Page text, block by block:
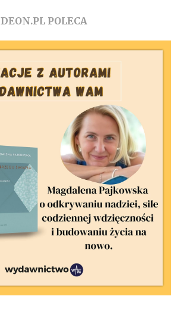
DEON.PL POLECA